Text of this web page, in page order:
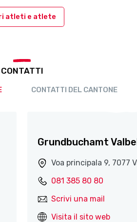
atleti e atlete
CONTATTI
CONTATTI DEL CANTONE
Grundbuchamt
Voa principala 9, 7077
081 385 80 80
Scrivi una mail
Visita il sito web